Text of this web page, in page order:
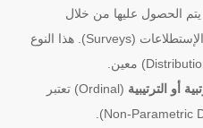
يتم الحصول عليها من خلال
الإستبيانات (Questionnaires) و الإستطلاعات (Surveys). هذا النوع
أو الترتيبية
(Ordinal) تعتبر